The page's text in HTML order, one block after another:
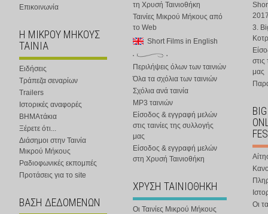
Επικοινωνία
Η ΜΙΚΡΟΥ ΜΗΚΟΥΣ
ΤΑΙΝΙΑ
Ειδήσεις
Τράπεζα σεναρίων
Trailers
Ιστορικές αναφορές
ΒΗΜΑτάκια
Ξέρετε ότι...
Διάσημοι στην Ταινία
Μικρού Μήκους
Ραδιοφωνικές εκπομπές
Προτάσεις για το site
ΒΑΣΗ ΔΕΔΟΜΕΝΩΝ
τη Χρυσή Ταινιοθήκη
Ταινίες Μικρού Μήκους από
το Web
Short Films in English
Περιλήψεις όλων των ταινιών
Όλα τα σχόλια των ταινιών
Σχόλια ανά ταινία
MP3 ταινιών
Είσοδος & εγγραφή μελών
στις ταινίες της συλλογής
μας
Είσοδος & εγγραφή μελών
στη Χρυσή Ταινιοθήκη
ΧΡΥΣΗ ΤΑΙΝΙΟΘΗΚΗ
Οι Ταινίες Μικρού Μήκους
3.
στις
μας
Οι